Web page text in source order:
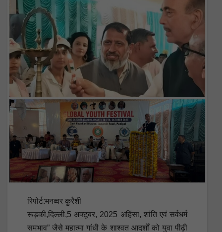
रिपोर्ट:मनव्वर कुरैशी
रूड़की,दिल्ली,5 अक्टूबर, 2025 अहिंसा, शांति एवं सर्वधर्म
समभाव” जैसे महात्मा गांधी के शाश्वत आदर्शों को युवा पीढ़ी